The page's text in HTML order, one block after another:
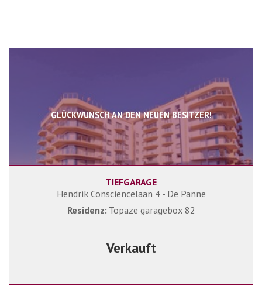
GLÜCKWUNSCH AN DEN NEUEN BESITZER!
TIEFGARAGE
Hendrik Consciencelaan 4 - De Panne
Residenz: Topaze garagebox 82
Verkauft